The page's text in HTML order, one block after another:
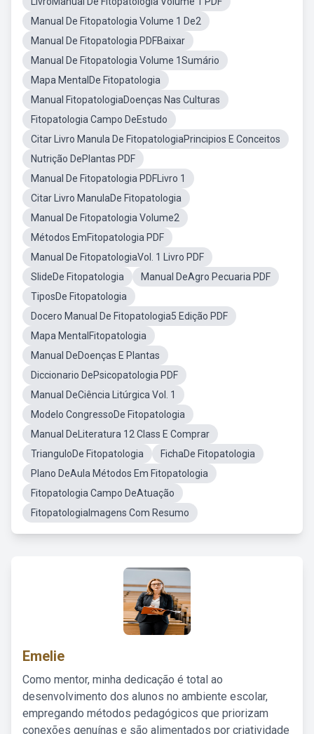
Manual De Fitopatologia Volume 1 De2
Manual De Fitopatologia PDFBaixar
Manual De Fitopatologia Volume 1Sumário
Mapa MentalDe Fitopatologia
Manual FitopatologiaDoenças Nas Culturas
Fitopatologia Campo DeEstudo
Citar Livro Manula De FitopatologiaPrincipios E Conceitos
Nutrição DePlantas PDF
Manual De Fitopatologia PDFLivro 1
Citar Livro ManulaDe Fitopatologia
Manual De Fitopatologia Volume2
Métodos EmFitopatologia PDF
Manual De FitopatologiaVol. 1 Livro PDF
SlideDe Fitopatologia
Manual DeAgro Pecuaria PDF
TiposDe Fitopatologia
Docero Manual De Fitopatologia5 Edição PDF
Mapa MentalFitopatologia
Manual DeDoenças E Plantas
Diccionario DePsicopatologia PDF
Manual DeCiência Litúrgica Vol. 1
Modelo CongressoDe Fitopatologia
Manual DeLiteratura 12 Class E Comprar
TrianguloDe Fitopatologia
FichaDe Fitopatologia
Plano DeAula Métodos Em Fitopatologia
Fitopatologia Campo DeAtuação
FitopatologiaImagens Com Resumo
Emelie
Como mentor, minha dedicação é total ao
desenvolvimento dos alunos no ambiente escolar,
empregando métodos pedagógicos que priorizam
conexões genuínas e são alimentados por criatividade